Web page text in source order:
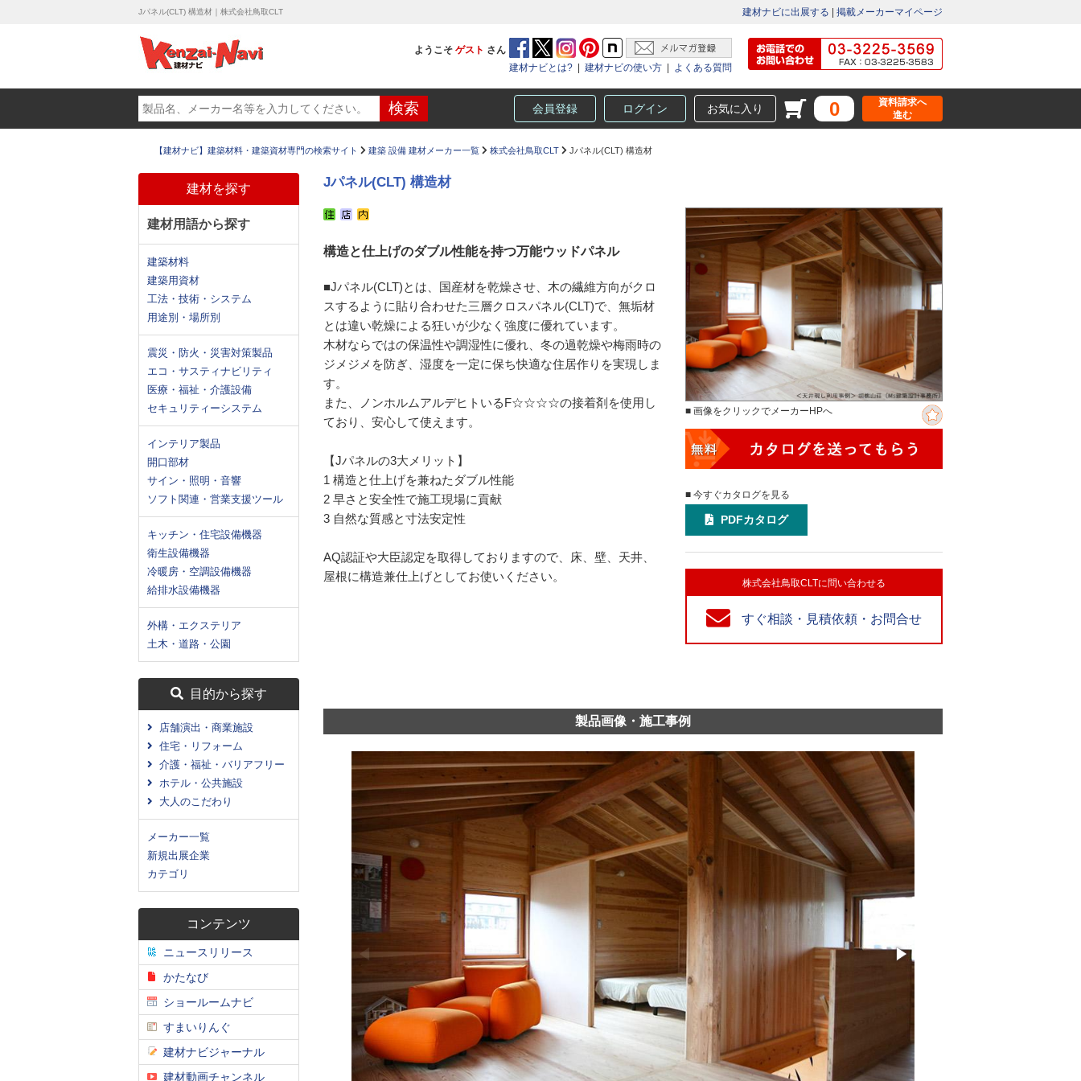
Jパネル(CLT) 構造材｜株式会社鳥取CLT 建材ナビに出展する 掲載メーカーマイページ
ようこそ ゲスト さん
建材ナビとは?
建材ナビの使い方 よくある質問
会員登録 ログイン お気に入り 0
資料請求へ
進む
【建材ナビ】建築材料・建築資材専門の検索サイト 建築 設備 建材メーカー一覧 株式会社鳥取CLT Jパネル(CLT) 構造材
建材を探す
建材用語から探す
建築材料
建築用資材
工法・技術・システム
用途別・場所別
震災・防火・災害対策製品
エコ・サスティナビリティ
医療・福祉・介護設備
セキュリティーシステム
インテリア製品
開口部材
サイン・照明・音響
ソフト関連・営業支援ツール
キッチン・住宅設備機器
衛生設備機器
冷暖房・空調設備機器
給排水設備機器
外構・エクステリア
土木・道路・公園
目的から探す
店舗演出・商業施設
住宅・リフォーム
介護・福祉・バリアフリー
ホテル・公共施設
大人のこだわり
メーカー一覧
新規出展企業
カテゴリ
コンテンツ
ニュースリリース
かたなび
ショールームナビ
すまいりんぐ
建材ナビジャーナル
建材動画チャンネル
Jパネル(CLT) 構造材
構造と仕上げのダブル性能を持つ万能ウッドパネル
■Jパネル(CLT)とは、国産材を乾燥させ、木の繊維方向がクロ
スするように貼り合わせた三層クロスパネル(CLT)で、無垢材
とは違い乾燥による狂いが少なく強度に優れています。
木材ならではの保温性や調湿性に優れ、冬の過乾燥や梅雨時の
ジメジメを防ぎ、湿度を一定に保ち快適な住居作りを実現しま
す。
また、ノンホルムアルデヒトいるF☆☆☆☆の接着剤を使用し
ており、安心して使えます。
【Jパネルの3大メリット】
1 構造と仕上げを兼ねたダブル性能
2 早さと安全性で施工現場に貢献
3 自然な質感と寸法安定性
AQ認証や大臣認定を取得しておりますので、床、壁、天井、
屋根に構造兼仕上げとしてお使いください。
■ 画像をクリックでメーカーHPへ
■ 今すぐカタログを見る
PDFカタログ
株式会社鳥取CLTに問い合わせる
すぐ相談・見積依頼・お問合せ
製品画像・施工事例